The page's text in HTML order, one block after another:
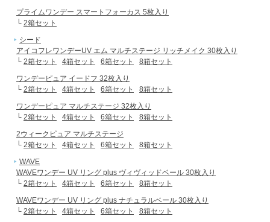
プライムワンデー スマートフォーカス 5枚入り
└ 2箱セット
シード
アイコフレワンデーUV エム マルチステージ リッチメイク 30枚入り
└ 2箱セット 4箱セット 6箱セット
8箱セット
ワンデーピュア イードフ 32枚入り
└ 2箱セット 4箱セット 6箱セット
8箱セット
ワンデーピュア マルチステージ 32枚入り
└ 2箱セット 4箱セット 6箱セット
8箱セット
2ウィークピュア マルチステージ
└ 2箱セット 4箱セット 6箱セット
8箱セット
WAVE
WAVEワンデー UV リング plus ヴィヴィッドベール 30枚入り
└ 2箱セット 4箱セット 6箱セット
8箱セット
WAVEワンデー UV リング plus ナチュラルベール 30枚入り
└ 2箱セット 4箱セット 6箱セット
8箱セット